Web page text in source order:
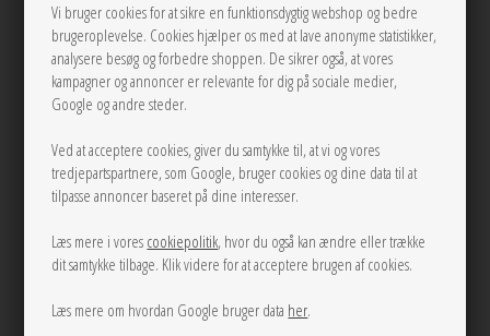
Vi bruger cookies for at sikre en funktionsdygtig webshop og bedre
brugeroplevelse. Cookies hjælper os med at lave anonyme statistikker,
analysere besøg og forbedre shoppen. De sikrer også, at vores
kampagner og annoncer er relevante for dig på sociale medier,
Google og andre steder.
Ved at acceptere cookies, giver du samtykke til, at vi og vores
tredjepartspartnere, som Google, bruger cookies og dine data til at
tilpasse annoncer baseret på dine interesser.
Læs mere i vores cookiepolitik, hvor du også kan ændre eller trække
dit samtykke tilbage. Klik videre for at acceptere brugen af cookies.
Læs mere om hvordan Google bruger data her.
2.400,00
250,00